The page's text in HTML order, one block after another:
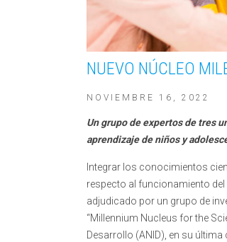
NUEVO NÚCLEO
NOVIEMBRE 16, 2022
Un grupo de expertos de tres
aprendizaje de niños y
Integrar los conocimientos
respecto al funcionamiento
adjudicado por un grupo de
“Millennium Nucleus for the
Desarrollo (ANID), en su